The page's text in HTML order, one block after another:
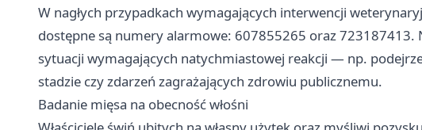
W nagłych przypadkach wymagających interwencji
dostępne są numery alarmowe: 607855265 oraz 723187413.
sytuacji wymagających natychmiastowej reakcji — np.
stadzie czy zdarzeń zagrażających zdrowiu publicznemu.
Badanie mięsa na obecność włośni